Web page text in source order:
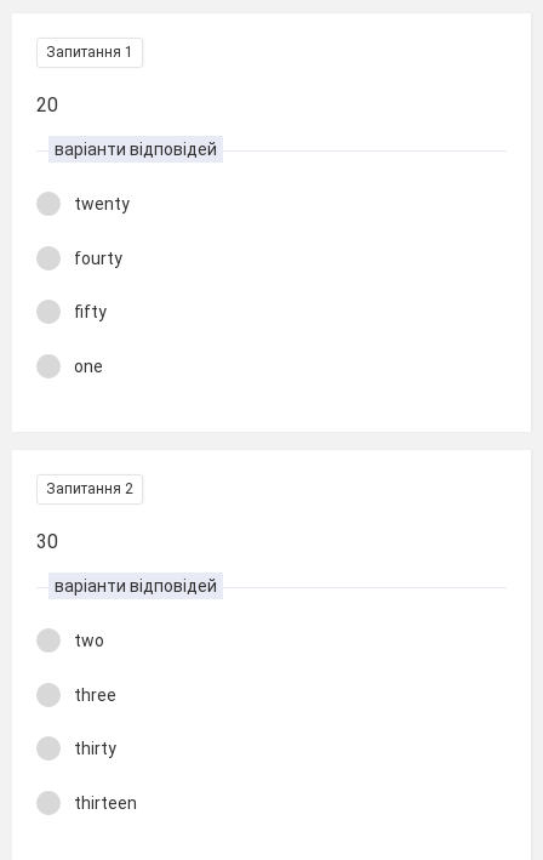
Запитання 1
20
варіанти відповідей
twenty
fourty
fifty
one
Запитання 2
30
варіанти відповідей
two
three
thirty
thirteen